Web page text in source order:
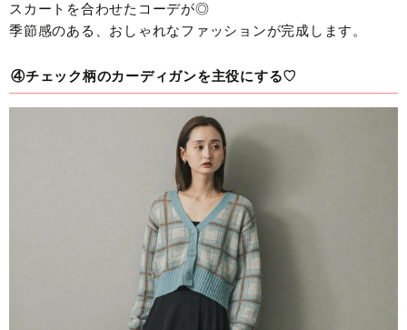
スカートを合わせたコーデが◎
季節感のある、おしゃれなファッションが完成します。
④チェック柄のカーディガンを主役にする♡